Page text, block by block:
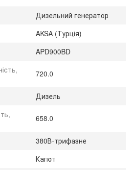
Дизельний генератор
AKSA (Турція)
APD900BD
720.0
Дизель
658.0
380В-трифазне
Капот